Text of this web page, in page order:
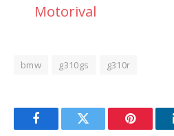
Motorival
bmw g310gs g310r
FacebookTwitter Pinterest